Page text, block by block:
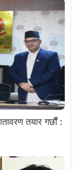
तयार गर्छौं :